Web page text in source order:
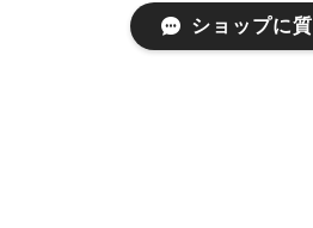
ショップに